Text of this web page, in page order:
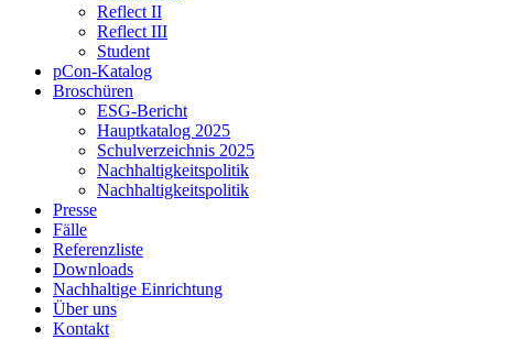
Reflect II
Reflect III
Student
pCon-Katalog
Broschüren
ESG-Bericht
Hauptkatalog 2025
Schulverzeichnis 2025
Nachhaltigkeitspolitik
Nachhaltigkeitspolitik
Presse
Fälle
Referenzliste
Downloads
Nachhaltige Einrichtung
Über uns
Kontakt